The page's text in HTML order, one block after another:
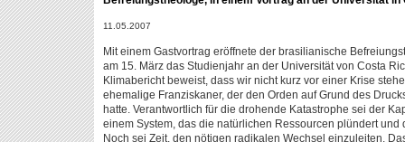
11.05.2007
Mit einem Gastvortrag eröffnete der brasilianische
am 15. März das Studienjahr an der Universität von Costa
Klimabericht beweist, dass wir nicht kurz vor einer Krise
ehemalige Franziskaner, der den Orden auf Grund des
hatte. Verantwortlich für die drohende Katastrophe sei der
einem System, das die natürlichen Ressourcen plündert und
Noch sei Zeit, den nötigen radikalen Wechsel einzuleiten.